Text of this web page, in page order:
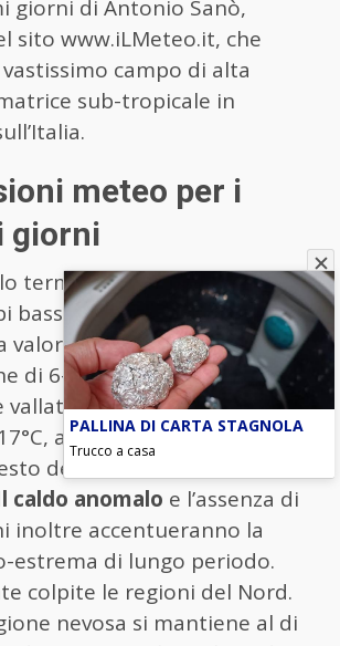
giorni di Antonio Sanò,
sito www.iLMeteo.it, che
campo di alta
sub-tropicale in
meteo per i
giorni
termico, in assenza di
basse, le temperature
valori sopra la media del
di 6-7°C. In questo contesto
vallate alpine si potranno
al Centro i 13-14°C
del Nord non si salirà
caldo anomalo e l’assenza di
inoltre accentueranno la
estrema di lungo periodo.
colpite le regioni del Nord.
nevosa si mantiene al di
PALLINA DI CARTA STAGNOLA
Trucco a casa